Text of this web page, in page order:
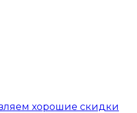
хорошие скидки